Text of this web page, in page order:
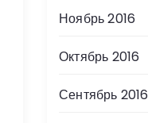
Ноябрь 2016
Октябрь 2016
Сентябрь 2016